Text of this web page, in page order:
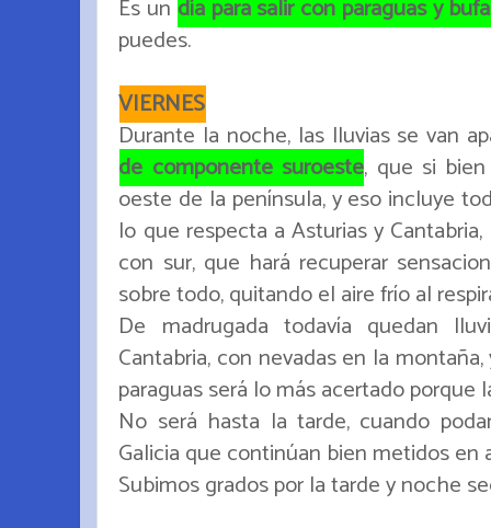
Es un día para salir con paraguas y
puedes.
VIERNES
Durante la noche, las lluvias se van
de componente suroeste, que si
oeste de la península, y eso incluye
lo que respecta a Asturias y
con sur, que hará recuperar
sobre todo, quitando el aire frío al
De madrugada todavía quedan
Cantabria, con nevadas en la
paraguas será lo más acertado porque
No será hasta la tarde, cuando
Galicia que continúan bien metidos en
Subimos grados por la tarde y noche